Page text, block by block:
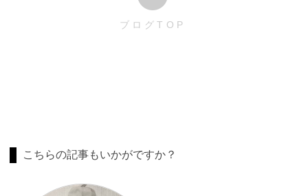
ブログTOP
こちらの記事もいかがですか？